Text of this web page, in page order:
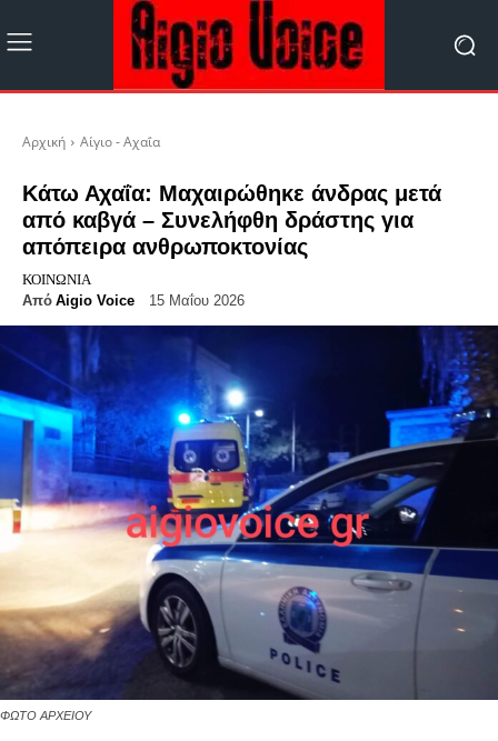
Αρχική Αίγιο - Αχαΐα
Κάτω Αχαΐα: Μαχαιρώθηκε άνδρας μετά
από καβγά – Συνελήφθη δράστης για
απόπειρα ανθρωποκτονίας
ΚΟΙΝΩΝΊΑ
Από Aigio Voice 15 Μαΐου 2026
ΦΩΤΟ ΑΡΧΕΙΟΥ